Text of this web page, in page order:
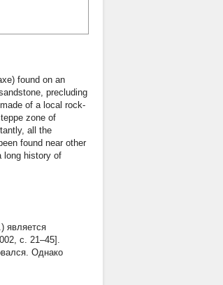
found on an
precluding
of a local rock-
zone of
all the
found near other
long history of
является
с. 21–45].
Однако